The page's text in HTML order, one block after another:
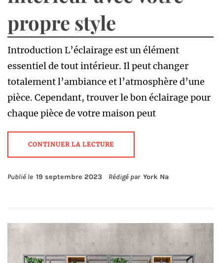
propre style
Introduction L’éclairage est un élément
essentiel de tout intérieur. Il peut changer
totalement l’ambiance et l’atmosphère d’une
pièce. Cependant, trouver le bon éclairage pour
chaque pièce de votre maison peut
CONTINUER LA LECTURE
Publié le 19 septembre 2023 Rédigé par York Na